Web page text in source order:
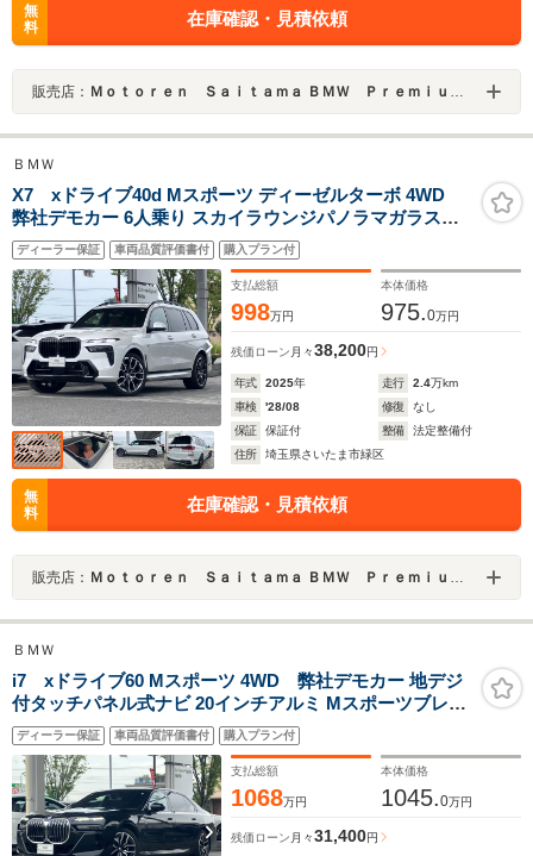
無
料
在庫確認・見積依頼
販売店： Ｍｏｔｏｒｅｎ Ｓａｉｔａｍａ ＢＭＷ Ｐｒｅｍｉｕｍ Ｓｅｌｅｃｔｉｏｎ 浦和美園
ＢＭＷ
X7 xドライブ40d Mスポーツ ディーゼルターボ 4WD
弊社デモカー 6人乗り スカイラウンジパノラマガラスサ
ンルーフ メリノ タルトゥーフォエクセレントレザーシー
ト 22インチアルミ 地デジ付タッチパネル式ナビ ACC
ディーラー保証 車両品質評価書付 購入プラン付
支払総額
998万円
本体価格
975.0万円
残価ローン 月々38,200円
年式 2025年 走行 2.4万km
車検
'28/08 修復
なし
保証
保証付 整備
法定整備付
住所
埼玉県さいたま市緑区
無
料
在庫確認・見積依頼
販売店： Ｍｏｔｏｒｅｎ Ｓａｉｔａｍａ ＢＭＷ Ｐｒｅｍｉｕｍ Ｓｅｌｅｃｔｉｏｎ 浦和美園
ＢＭＷ
i7 xドライブ60 Mスポーツ 4WD 弊社デモカー 地デジ
付タッチパネル式ナビ 20インチアルミ Mスポーツブレー
キ 黒レザーシート パノラマガラスサンルーフ エクセレン
トレザーメリノインテリア
ディーラー保証 車両品質評価書付 購入プラン付
支払総額
1068万円
本体価格
1045.0万円
残価ローン 月々31,400円